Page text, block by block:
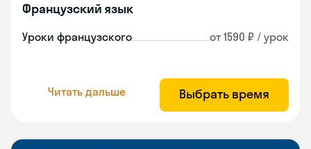
Французский язык
Уроки французского от 1590 ₽ / урок
Читать дальше Выбрать время